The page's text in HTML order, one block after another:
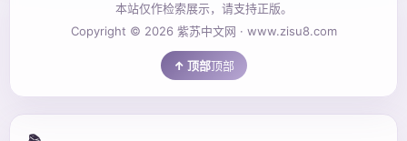
本站仅作检索展示，请支持正版。
Copyright © 2026 紫苏中文网 · www.zisu8.com
顶部